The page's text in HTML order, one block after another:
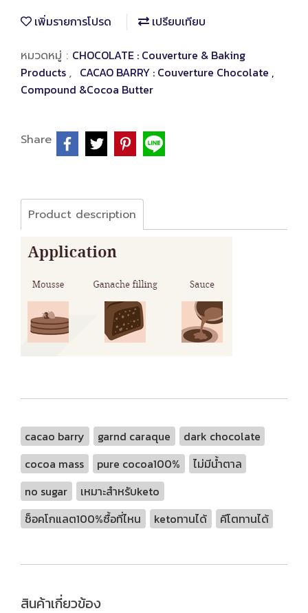
เพิ่มรายการโปรด เปรียบเทียบ
หมวดหมู่ : CHOCOLATE : Couverture & Baking
Products , CACAO BARRY : Couverture Chocolate ,
Compound &Cocoa Butter
Share
Product description
cacao barry garnd caraque
dark chocolate
cocoa mass
pure cocoa100%
ไม่มีน้ำตาล
no sugar
เหมาะสำหรับketo
ช็อคโกแลต100%ซื้อที่ไหน
ketoทานได้ คีโตทานได้
สินค้าเกี่ยวข้อง